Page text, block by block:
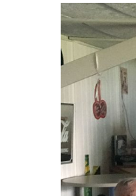
Bekijk
grotere
afbeelding